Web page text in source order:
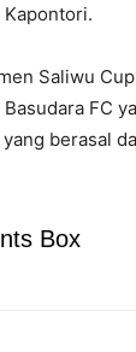
Kapontori.
Saliwu
FC
berasal
Box